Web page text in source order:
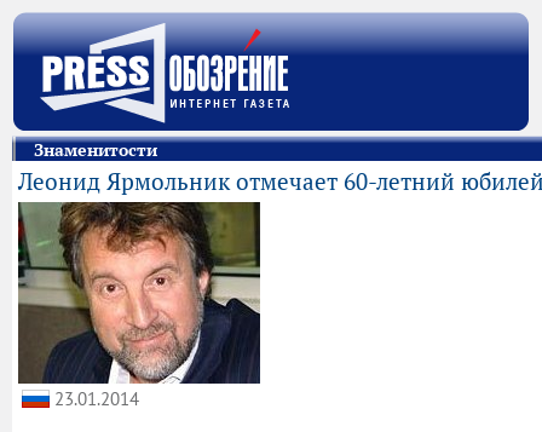
Знаменитости
Леонид Ярмольник отмечает 60-летний
23.01.2014